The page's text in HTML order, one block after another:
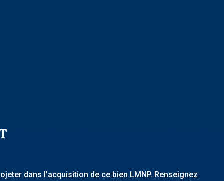
dans l’acquisition de ce bien LMNP. Renseignez